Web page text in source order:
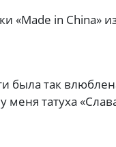
«Made in China»
была так
меня татуха